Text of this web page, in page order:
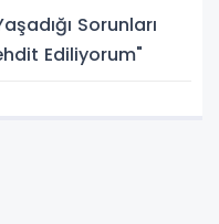
Sorunları
Ediliyorum"